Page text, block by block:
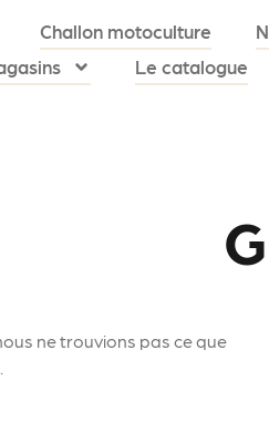
Challon motoculture
Le catalogue
ne trouvions pas ce que